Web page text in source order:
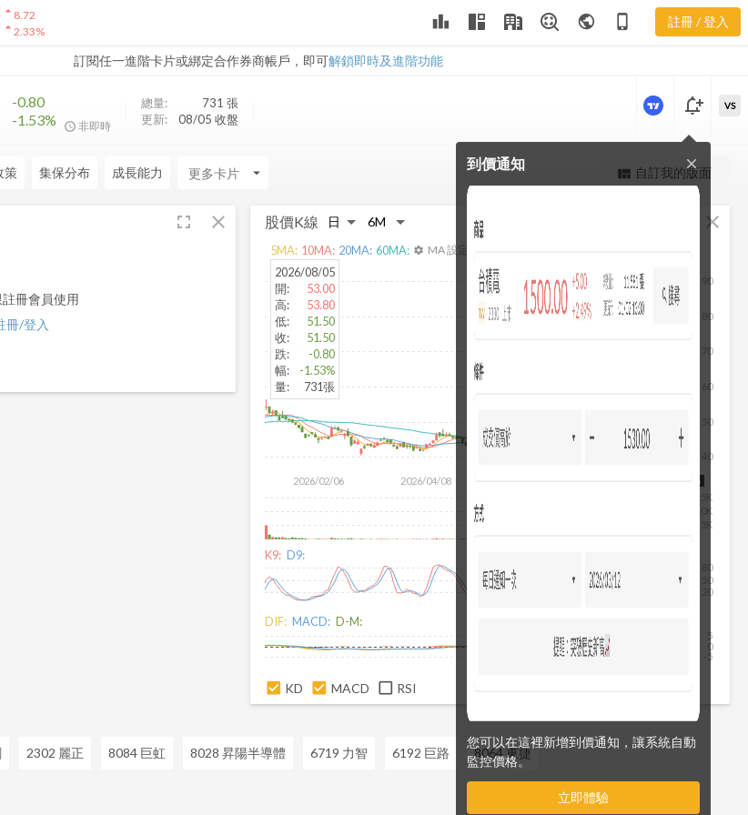
arrow_drop_up8.72
arrow_drop_up2.33% leaderboard public phone_iphone 註冊 / 登入
訂閱任一進階卡片或綁定合作券商帳戶，即可解鎖即時及進階功能
勢
-0.80
-1.53%
非即時
總量: 731 張
更新:
08/05 收盤
更強大的進階價量圖表
notification_add
到價通知
您可以在這裡新增到價通知，讓系統自動
監控價格。
立即體驗
close
VS
策 集保分布 成長能力 arrow_drop_down view_quilt 自訂我的版面
fullscreen close
冊會員使用
冊/登入
股價K線 close
2026/02/06 2026/04/08
40
50
60
70
80
90
2026/08/05
5K
10K
15K
2026/08/05
開:
53.00
高:
53.80
低:
51.50
收:
51.50
跌:
-0.80
幅:
-1.53%
量: 731張
5MA: 10MA: 20MA: 60MA: settings MA 設定
K9: D9:
20
50
80
DIF: MACD: D-M:
-5
0
5
KD MACD RSI
2302 麗正 8084 巨虹 8028 昇陽半導體 6719 力智 6192 巨路 8064 東捷